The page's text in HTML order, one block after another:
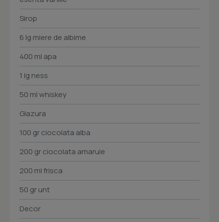
Sirop
6 lg miere de albime
400 ml apa
1 lg ness
50 ml whiskey
Glazura
100 gr ciocolata alba
200 gr ciocolata amaruie
200 ml frisca
50 gr unt
Decor